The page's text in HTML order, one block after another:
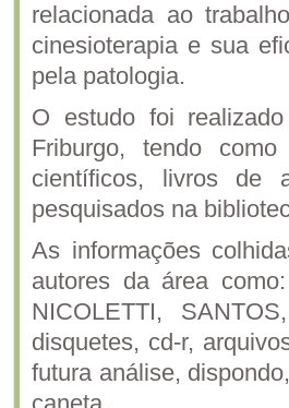
relacionada ao
cinesioterapia e sua
pela patologia.
O estudo foi
Friburgo, tendo
científicos, livros de
pesquisados na
As informações
autores da área
NICOLETTI,
disquetes, cd-r,
futura análise,